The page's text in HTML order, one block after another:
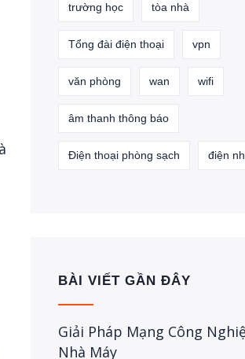
trường học tòa nhà
Tổng đài điện thoại vpn
văn phòng wan wifi
âm thanh thông báo
Điện thoại phòng sạch điện
BÀI VIẾT GẦN ĐÂY
Giải Pháp Mạng Công
Nhà Máy